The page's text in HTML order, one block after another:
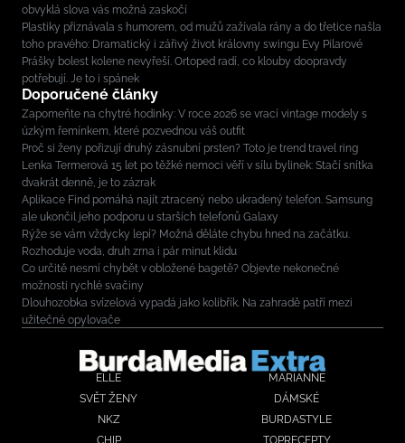
obvyklá slova vás možná zaskočí
Plastiky přiznávala s humorem, od mužů zažívala rány a do třetice našla
toho pravého: Dramatický i zářivý život královny swingu Evy Pilarové
Prášky bolest kolene nevyřeší. Ortoped radí, co klouby doopravdy
potřebují. Je to i spánek
Doporučené články
Zapomeňte na chytré hodinky: V roce 2026 se vrací vintage modely s
úzkým řemínkem, které pozvednou váš outfit
Proč si ženy pořizují druhý zásnubní prsten? Toto je trend travel ring
Lenka Termerová 15 let po těžké nemoci věří v sílu bylinek: Stačí snítka
dvakrát denně, je to zázrak
Aplikace Find pomáhá najít ztracený nebo ukradený telefon. Samsung
ale ukončil jeho podporu u starších telefonů Galaxy
Rýže se vám vždycky lepí? Možná děláte chybu hned na začátku.
Rozhoduje voda, druh zrna i pár minut klidu
Co určitě nesmí chybět v obložené bagetě? Objevte nekonečné
možnosti rychlé svačiny
Dlouhozobka svízelová vypadá jako kolibřík. Na zahradě patří mezi
užitečné opylovače
ELLE
MARIANNE
SVĚT ŽENY
DÁMSKÉ
NKZ
BURDASTYLE
CHIP
TOPRECEPTY